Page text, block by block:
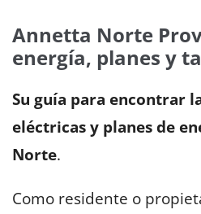
Annetta Norte
energía, planes y
Su guía para encontrar
eléctricas y planes de
Norte.
Como residente o